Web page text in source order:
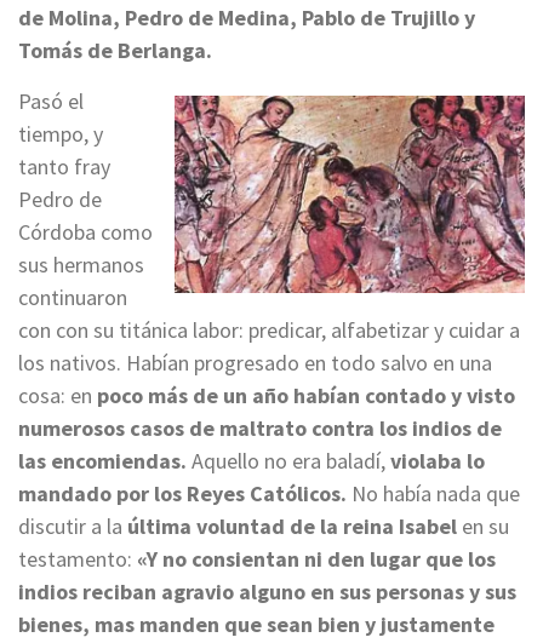
de Molina, Pedro de Medina, Pablo de Trujillo y
Tomás de Berlanga.
Pasó el
tiempo, y
tanto fray
Pedro de
Córdoba como
sus hermanos
continuaron
con con su titánica labor: predicar, alfabetizar y cuidar a
los nativos. Habían progresado en todo salvo en una
cosa: en poco más de un año habían contado y visto
numerosos casos de maltrato contra los indios de
las encomiendas. Aquello no era baladí,violaba lo
mandado por los Reyes Católicos. No había nada que
discutir a la última voluntad de la reina Isabel en su
testamento: «Y no consientan ni den lugar que los
indios reciban agravio alguno en sus personas y sus
bienes, mas manden que sean bien y justamente